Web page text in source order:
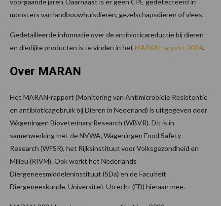
voorgaande jaren. Daarnaast is er geen CPE gedetecteerd in
monsters van landbouwhuisdieren, gezelschapsdieren of vlees.
Gedetailleerde informatie over de antibioticareductie bij dieren
en dierlijke producten is te vinden in het MARAN-rapport 2024.
Over MARAN
Het MARAN-rapport (Monitoring van Antimicrobiële Resistentie
en antibioticagebruik bij Dieren in Nederland) is uitgegeven door
Wageningen Bioveterinary Research (WBVR). Dit is in
samenwerking met de NVWA, Wageningen Food Safety
Research (WFSR), het Rijksinstituut voor Volksgezondheid en
Milieu (RIVM). Ook werkt het Nederlands
Diergeneesmiddeleninstituut (SDa) en de Faculteit
Diergeneeskunde, Universiteit Utrecht (FD) hieraan mee.